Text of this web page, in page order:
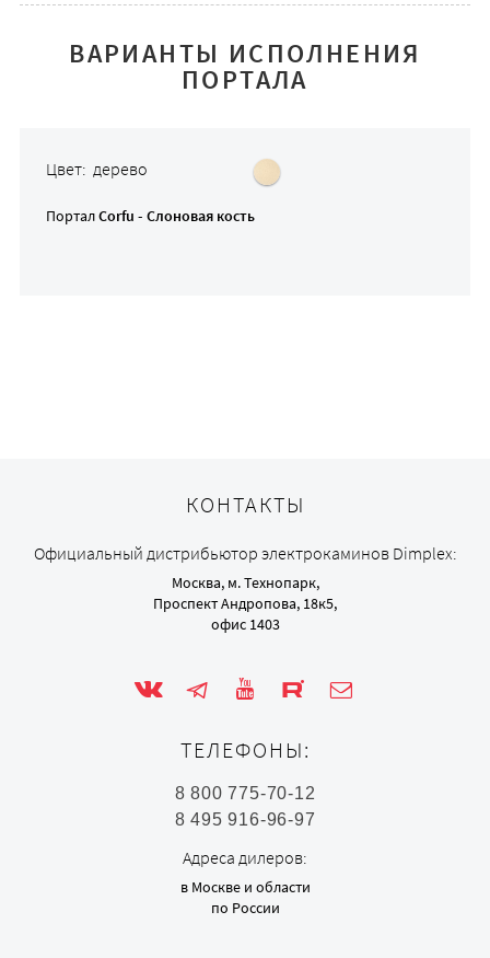
ВАРИАНТЫ ИСПОЛНЕНИЯ
ПОРТАЛА
Цвет: дерево
ПорталCorfu - Слоновая кость
КОНТАКТЫ
Официальный дистрибьютор электрокаминов Dimplex:
Москва, м. Технопарк,
Проспект Андропова, 18к5,
офис 1403
ТЕЛЕФОНЫ:
8 800 775-70-12
8 495 916-96-97
Адреса дилеров:
в Москве и области
по России